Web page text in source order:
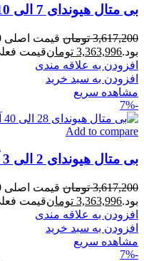
بی متال هیوندای 7 الی 10 آمپر سایز 40AF
3,617,200 تومان
بود.3,363,996 تومانقیمت فعلی 3,363,996
افزودن به علاقه مندی
افزودن به سبد خرید
مشاهده سریع
-7%
Add to compare
بی متال هیوندای 2 الی 3 آمپر سایز 18AF
3,617,200 تومان
بود.3,363,996 تومانقیمت فعلی 3,363,996
افزودن به علاقه مندی
افزودن به سبد خرید
مشاهده سریع
-7%